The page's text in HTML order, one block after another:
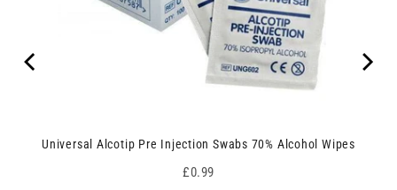
Universal Alcotip Pre Injection Swabs 70% Alcohol Wipes
Price
£0.99